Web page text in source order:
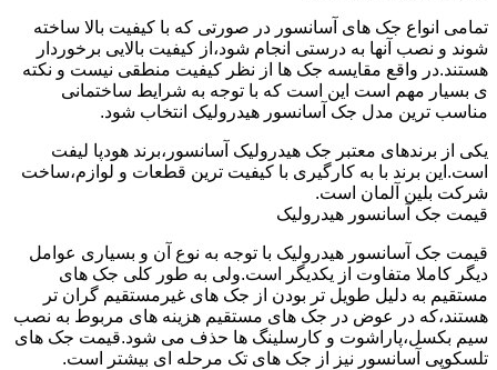
تمامی انواع جک های آسانسور در صورتی که با کیفیت بالا ساخته
شوند و نصب آنها به درستی انجام شود،از کیفیت بالایی برخوردار
هستند.در واقع مقایسه جک ها از نظر کیفیت منطقی نیست و نکته
ی بسیار مهم است این است که با توجه به شرایط ساختمانی
مناسب ترین مدل جک آسانسور هیدرولیک انتخاب شود.
یکی از برندهای معتبر جک هیدرولیک آسانسور،برند هودپا لیفت
است.این برند با به کارگیری با کیفیت ترین قطعات و لوازم،ساخت
شرکت بلین آلمان است.
قیمت جک آسانسور هیدرولیک
قیمت جک آسانسور هیدرولیک با توجه به نوع آن و بسیاری عوامل
دیگر کاملا متفاوت از یکدیگر است.ولی به طور کلی جک های
مستقیم به دلیل طویل تر بودن از جک های غیرمستقیم گران تر
هستند،که در عوض در جک های مستقیم هزینه های مربوط به نصب
سیم بکسل،پاراشوت و کارسلینگ ها حذف می شود.قیمت جک های
تلسکوپی آسانسور نیز از جک های تک مرحله ای بیشتر است.